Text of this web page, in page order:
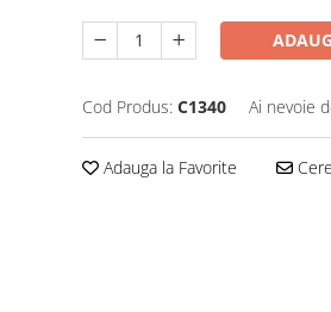
Cod Produs: C1340 Ai nevoie
Adauga la Favorite